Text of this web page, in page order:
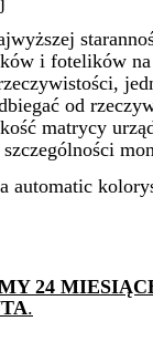
i fotelików
od
matrycy
24
.